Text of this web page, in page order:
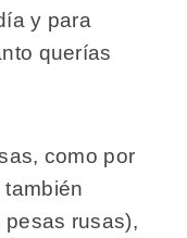
y para
querías
como por
rusas),